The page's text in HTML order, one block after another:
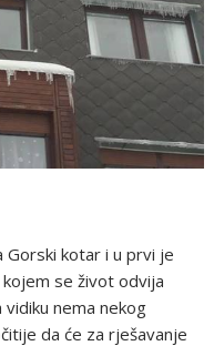
Gorski kotar i u prvi je
se život odvija
nema nekog
da će za rješavanje